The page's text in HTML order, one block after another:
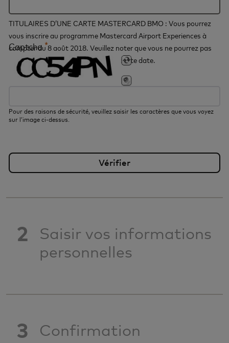
TITULAIRES D’UNE CARTE MASTERCARD BMO : Vous pourrez
vous inscrire au programme Mastercard Airport Experiences à
compter du 8 août 2018. Veuillez noter que vous ne pourrez pas
vous inscrire au programme avant cette date.
Captcha*
Pour des raisons de sécurité, veuillez saisir les caractères que vous voyez
sur l’image ci-dessus.
2
Saisir vos informations
personnelles
3 Confirmation